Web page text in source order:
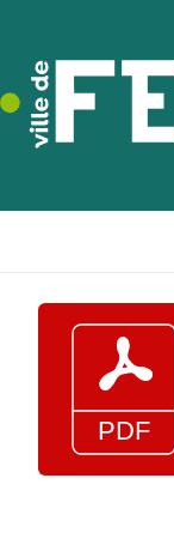
navigation
principale
contenu
principal
pied
de
page